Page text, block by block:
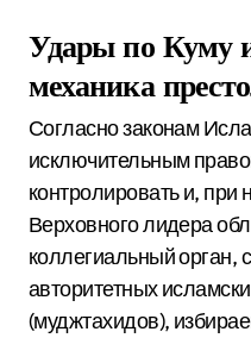
Удары по Куму
механика
Согласно законам
исключительным
контролировать и,
Верховного лидера
коллегиальный орган,
авторитетных
(муджтахидов),